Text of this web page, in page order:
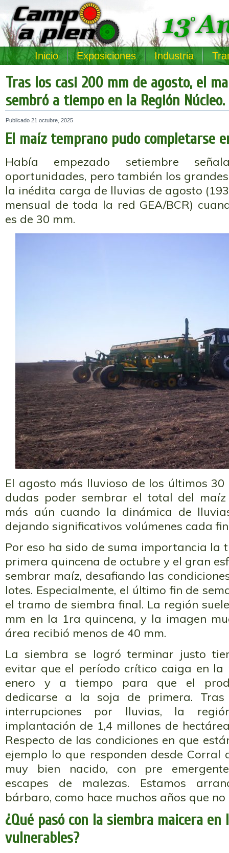
Inicio Exposiciones Industria
Tras los casi 200 mm de agosto, el
sembró a tiempo en la Región Núcleo.
Publicado 21 octubre, 2025
El maíz temprano pudo completarse
Había empezado setiembre
oportunidades, pero también los
la inédita carga de lluvias de agosto
mensual de toda la red GEA/BCR)
es de 30 mm.
El agosto más lluvioso de los últimos
dudas poder sembrar el total del
más aún cuando la dinámica de
dejando significativos volúmenes cada
Por eso ha sido de suma importancia la
primera quincena de octubre y el gran
sembrar maíz, desafiando las
lotes. Especialmente, el último fin de
el tramo de siembra final. La región
mm en la 1ra quincena, y la imagen
área recibió menos de 40 mm.
La siembra se logró terminar justo
evitar que el período crítico caiga en la
enero y a tiempo para que el
dedicarse a la soja de primera. Tras
interrupciones por lluvias, la
implantación de 1,4 millones de
Respecto de las condiciones en que
ejemplo lo que responden desde Corral
muy bien nacido, con pre
escapes de malezas. Estamos
bárbaro, como hace muchos años que no
¿Qué pasó con la siembra maicera en
vulnerables?